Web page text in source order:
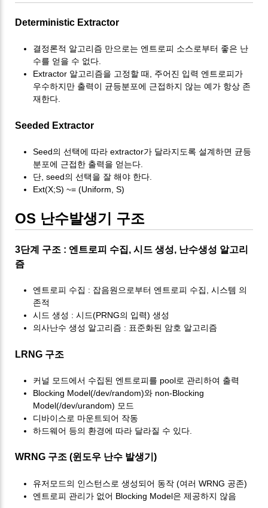
Deterministic Extractor
결정론적 알고리즘 만으로는 엔트로피 소스로부터 좋은 난
수를 얻을 수 없다.
Extractor 알고리즘을 고정할 때, 주어진 입력 엔트로피가
우수하지만 출력이 균등분포에 근접하지 않는 예가 항상 존
재한다.
Seeded Extractor
Seed의 선택에 따라 extractor가 달라지도록 설계하면 균등
분포에 근접한 출력을 얻는다.
단, seed의 선택을 잘 해야 한다.
Ext(X;S) ~= (Uniform, S)
OS 난수발생기 구조
3단계 구조 : 엔트로피 수집, 시드 생성, 난수생성 알고리
즘
엔트로피 수집 : 잡음원으로부터 엔트로피 수집, 시스템 의
존적
시드 생성 : 시드(PRNG의 입력) 생성
의사난수 생성 알고리즘 : 표준화된 암호 알고리즘
LRNG 구조
커널 모드에서 수집된 엔트로피를 pool로 관리하여 출력
Blocking Model(/dev/random)와 non-Blocking
Model(/dev/urandom) 모드
디바이스로 마운트되어 작동
하드웨어 등의 환경에 따라 달라질 수 있다.
WRNG 구조 (윈도우 난수 발생기)
유저모드의 인스턴스로 생성되어 동작 (여러 WRNG 공존)
엔트로피 관리가 없어 Blocking Model은 제공하지 않음